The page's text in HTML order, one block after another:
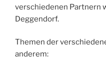
verschiedenen Partnern
Deggendorf.
Themen der
anderem: